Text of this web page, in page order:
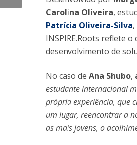
Carolina Oliveira,
Patrícia Oliveira-Silva
INSPIRE.Roots reflete o
desenvolvimento de
No caso de Ana Shubo,
estudante internacional
própria experiência, que
um lugar, reencontrar a
as mais jovens, o